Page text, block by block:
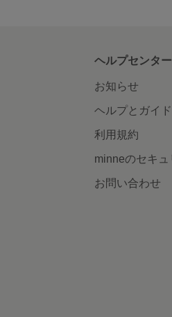
ヘルプセンター
お知らせ
ヘルプとガイド
利用規約
minneのセキュ
お問い合わせ